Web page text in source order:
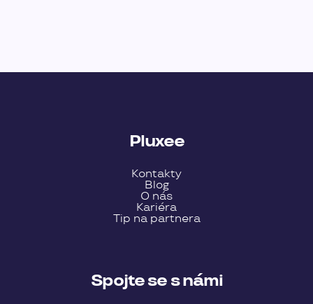
Pluxee
Kontakty
Blog
O nás
Kariéra
Tip na partnera
Spojte se s námi